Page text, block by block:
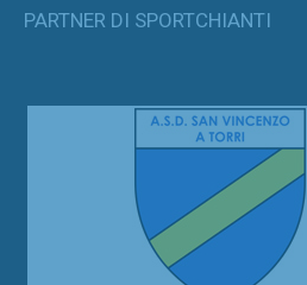
PARTNER DI SPORTCHIANTI